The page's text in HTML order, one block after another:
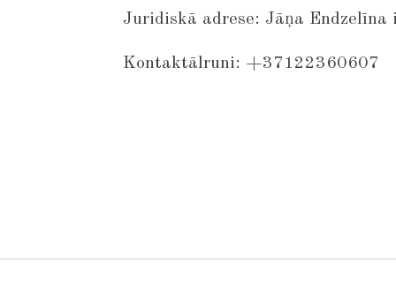
Juridiskā adrese: Jāņa
Kontaktālruni: +37122360607